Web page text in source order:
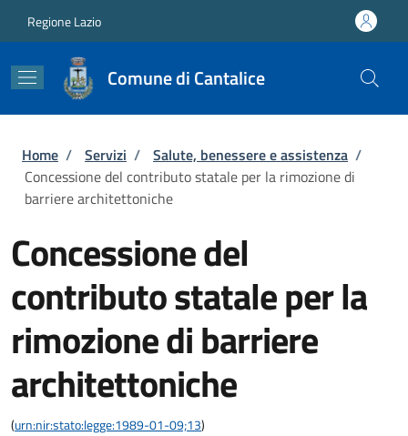
Regione Lazio
Comune di Cantalice
Briciole di pane
Home / Servizi / Salute, benessere e assistenza /
Concessione del contributo statale per la rimozione di
barriere architettoniche
Concessione del
contributo statale per la
rimozione di barriere
architettoniche
(urn:nir:stato:legge:1989-01-09;13)